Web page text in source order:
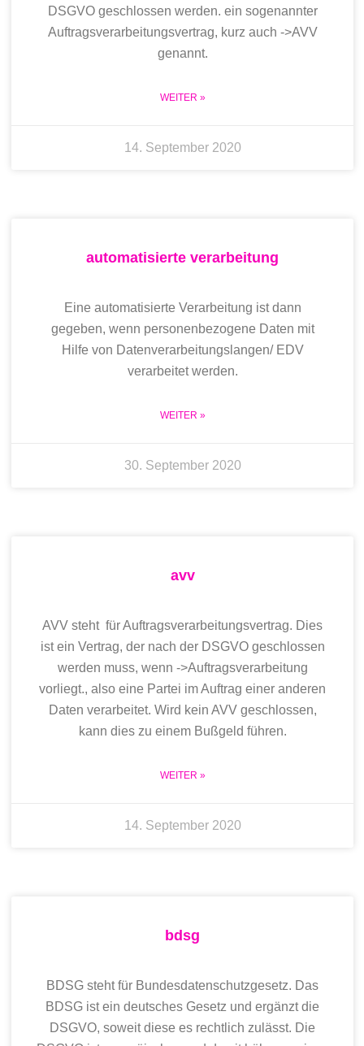
DSGVO geschlossen werden. ein sogenannter
Auftragsverarbeitungsvertrag, kurz auch ->AVV
genannt.
WEITER »
14. September 2020
automatisierte verarbeitung
Eine automatisierte Verarbeitung ist dann
gegeben, wenn personenbezogene Daten mit
Hilfe von Datenverarbeitungslangen/ EDV
verarbeitet werden.
WEITER »
30. September 2020
avv
AVV steht für Auftragsverarbeitungsvertrag. Dies
ist ein Vertrag, der nach der DSGVO geschlossen
werden muss, wenn ->Auftragsverarbeitung
vorliegt., also eine Partei im Auftrag einer anderen
Daten verarbeitet. Wird kein AVV geschlossen,
kann dies zu einem Bußgeld führen.
WEITER »
14. September 2020
bdsg
BDSG steht für Bundesdatenschutzgesetz. Das
BDSG ist ein deutsches Gesetz und ergänzt die
DSGVO, soweit diese es rechtlich zulässt. Die